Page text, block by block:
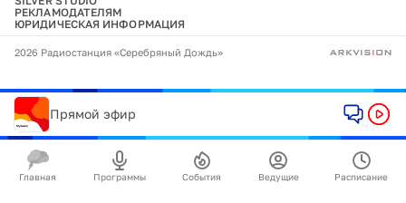
РЕКЛАМОДАТЕЛЯМ
ЮРИДИЧЕСКАЯ ИНФОРМАЦИЯ
2026 Радиостанция «Серебряный Дождь»
Прямой эфир
Главная Программы События Ведущие Расписание